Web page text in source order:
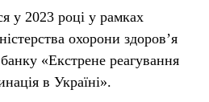
у 2023 році у рамках
охорони здоров’я
«Екстрене реагування
в Україні».